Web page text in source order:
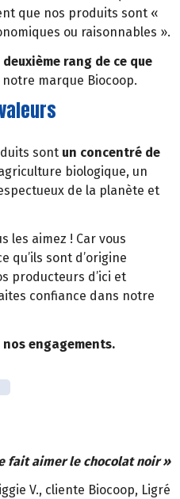
que nos produits sont «
ou raisonnables ».
rang de ce que
notre marque Biocoop.
sont un concentré de
biologique, un
de la planète et
les aimez ! Car vous
qu’ils sont d’origine
producteurs d’ici et
confiance dans notre
engagements.
fait aimer le chocolat noir »
V., cliente Biocoop, Ligré